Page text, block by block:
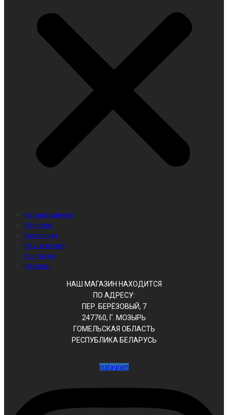
Каталог дверей
Палитра
Рассрочка
Наш магазин
Контакты
Отзывы
НАШ МАГАЗИН НАХОДИТСЯ
ПО АДРЕСУ:
ПЕР. БЕРЁЗОВЫЙ, 7
247760, Г. МОЗЫРЬ
ГОМЕЛЬСКАЯ ОБЛАСТЬ
РЕСПУБЛИКА БЕЛАРУСЬ
Instagram